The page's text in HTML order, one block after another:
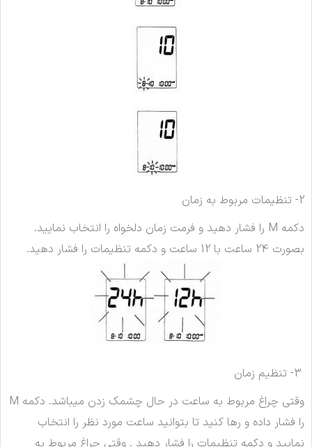
2- تنظیمات مربوط به زمان
دکمه M را فشار دهید و فرمت زمان دلخواه را انتخاب نمایید.
بصورت 24 ساعت با 12 ساعت و دکمه تنظیمات را فشار دهید.
3- تنظیم زمان
وقتی چراغ مربوط به ساعت در حال چشمک زدن میباشد. دکمه M
را فشار داده و رها کنید تا بتوانید ساعت مورد نظر را انتخاب
نمایید و دکمه تنظیمات را فشار دهید . وقتی چراغ مربوط به